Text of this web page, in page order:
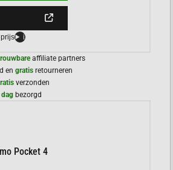
i
affiliate partners
engratis retourneren
verzonden
bezorgd
Pocket 4